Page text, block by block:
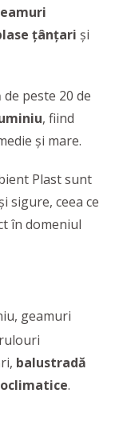
ţânţari şi
peste 20 de
, fiind
și mare.
Plast sunt
sigure, ceea ce
în domeniul
geamuri
balustradă
.